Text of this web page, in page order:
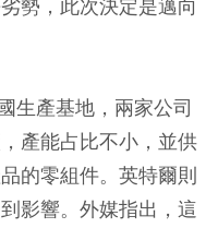
勢，此次決定是邁向
生產基地，兩家公司
產能占比不小，並供
的零組件。英特爾則
影響。外媒指出，這